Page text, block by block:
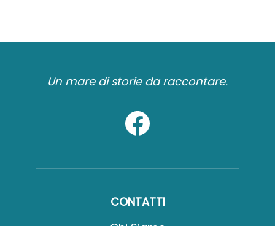
Un mare di storie da raccontare.
CONTATTI